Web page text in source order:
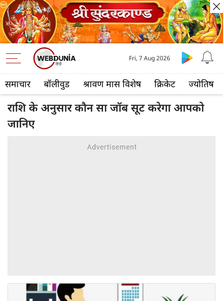
समाचार बॉलीवुड श्रावण मास विशेष क्रिकेट ज्योतिष
Fri, 7 Aug 2026
राशि के अनुसार कौन सा जॉब सूट करेगा आपको
जानिए